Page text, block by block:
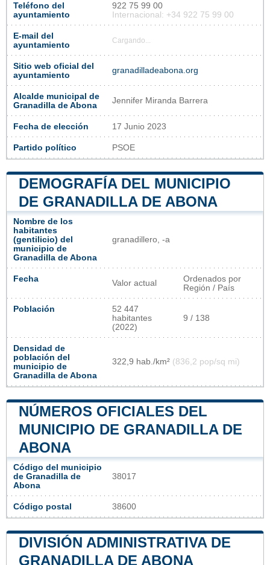
Teléfono del
ayuntamiento
922 75 99 00
Internacional: +34 922 75 99 00
E-mail del
ayuntamiento
Cargando...
Sitio web oficial del
ayuntamiento
granadilladeabona.org
Alcalde municipal de
Granadilla de Abona
Jennifer Miranda Barrera
Fecha de elección 17 Junio 2023
Partido político PSOE
DEMOGRAFÍA DEL MUNICIPIO
DE GRANADILLA DE ABONA
Nombre de los
habitantes
(gentilicio) del
municipio de
Granadilla de Abona
granadillero, -a
Fecha Valor actual
Ordenados por
Región / País
Población
52 447
habitantes
(2022)
9 / 138
Densidad de
población del
municipio de
Granadilla de Abona
322,9 hab./km² (836,2 pop/sq mi)
NÚMEROS OFICIALES DEL
MUNICIPIO DE GRANADILLA DE
ABONA
Código del municipio
de Granadilla de
Abona
38017
Código postal 38600
DIVISIÓN ADMINISTRATIVA DE
GRANADILLA DE ABONA